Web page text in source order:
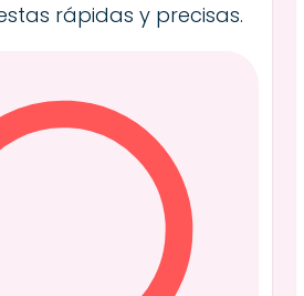
rápidas y precisas.